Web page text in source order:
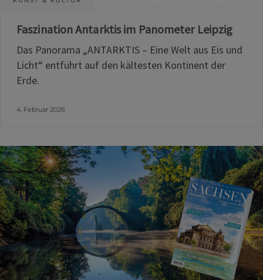
Faszination Antarktis im Panometer Leipzig
Das Panorama „ANTARKTIS – Eine Welt aus Eis und
Licht“ entführt auf den kältesten Kontinent der
Erde.
4. Februar 2026